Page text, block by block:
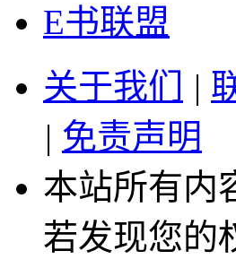
E书联盟
关于我们
|
| 免责声明
本站所有内
若发现您的